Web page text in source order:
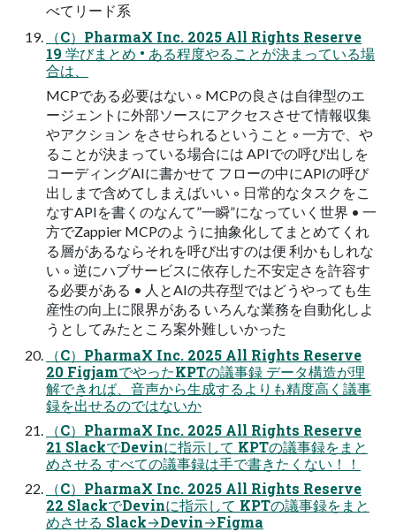
べてリード系
（C）PharmaX Inc. 2025 All Rights Reserve
19 学びまとめ • ある程度やることが決まっている場
合は、
MCPである必要はない ◦ MCPの良さは自律型のエ
ージェントに外部ソースにアクセスさせて情報収集
やアクション をさせられるということ ◦ 一方で、や
ることが決まっている場合には APIでの呼び出しを
コーディングAIに書かせて フローの中にAPIの呼び
出しまで含めてしまえばいい ◦ 日常的なタスクをこ
なすAPIを書くのなんて”一瞬”になっていく世界 • 一
方でZappier MCPのように抽象化してまとめてくれ
る層があるならそれを呼び出すのは便 利かもしれな
い ◦ 逆にハブサービスに依存した不安定さを許容す
る必要がある • 人とAIの共存型ではどうやっても生
産性の向上に限界がある いろんな業務を自動化しよ
うとしてみたところ案外難しいかった
（C）PharmaX Inc. 2025 All Rights Reserve
20 FigjamでやったKPTの議事録 データ構造が理
解できれば、音声から生成するよりも精度高く議事
録を出せるのではないか
（C）PharmaX Inc. 2025 All Rights Reserve
21 SlackでDevinに指示して KPTの議事録をまと
めさせる すべての議事録は手で書きたくない！！
（C）PharmaX Inc. 2025 All Rights Reserve
22 SlackでDevinに指示して KPTの議事録をまと
めさせる Slack→Devin→Figma